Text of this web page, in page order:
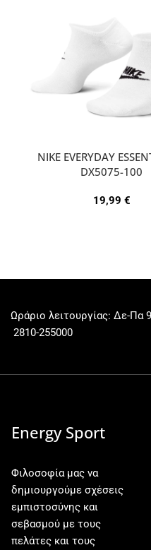
NIKE EVERYDAY
DX5075-100
19,99 €
Ωράριο λειτουργίας: Δε-Πα
2810-255000
Energy Sport
Φιλοσοφία μας να
δημιουργούμε σχέσεις
εμπιστοσύνης και
σεβασμού με τους
πελάτες και τους